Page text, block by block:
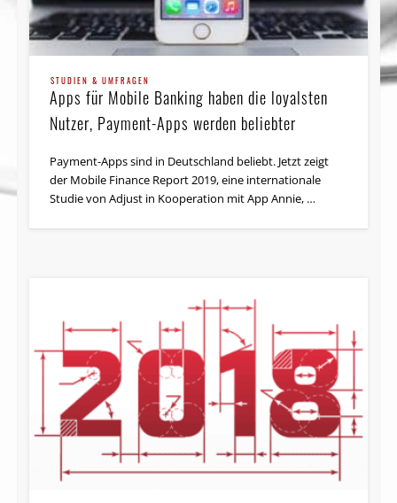
STUDIEN & UMFRAGEN
Apps für Mobile Banking haben die loyalsten
Nutzer, Payment-Apps werden beliebter
Payment-Apps sind in Deutschland beliebt. Jetzt zeigt
der Mobile Finance Report 2019, eine internationale
Studie von Adjust in Kooperation mit App Annie, …